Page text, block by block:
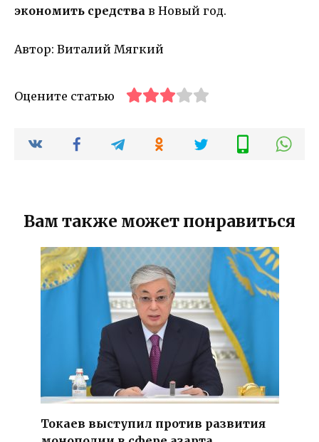
экономить средства в Новый год.
Автор: Виталий Мягкий
Оцените статью
Вам также может понравиться
Токаев выступил против развития